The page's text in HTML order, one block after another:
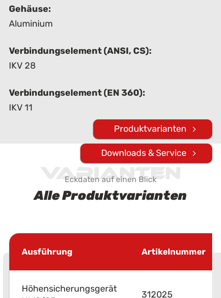
Gehäuse:
Aluminium
Verbindungselement (ANSI, CS):
IKV 28
Verbindungselement (EN 360):
IKV 11
Produktvarianten
Downloads & Service
Varianten
Eckdaten auf einen Blick
Alle Produktvarianten
Ausführung Artikelnummer
Höhensicherungsgerät
312025